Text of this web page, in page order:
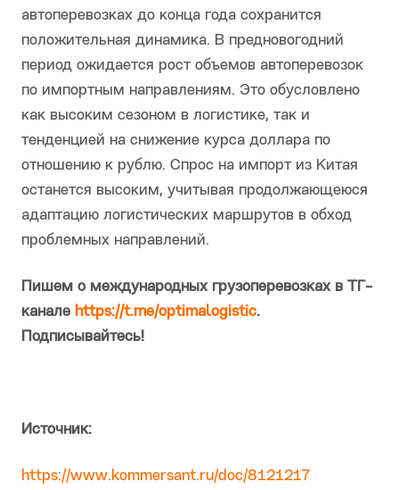
автоперевозках до конца года сохранится
положительная динамика. В предновогодний
период ожидается рост объемов автоперевозок
по импортным направлениям. Это обусловлено
как высоким сезоном в логистике, так и
тенденцией на снижение курса доллара по
отношению к рублю. Спрос на импорт из Китая
останется высоким, учитывая продолжающеюся
адаптацию логистических маршрутов в обход
проблемных направлений.
Пишем о международных грузоперевозках в ТГ-
канале https://t.me/optimalogistic.
Подписывайтесь!
Источник:
https://www.kommersant.ru/doc/8121217